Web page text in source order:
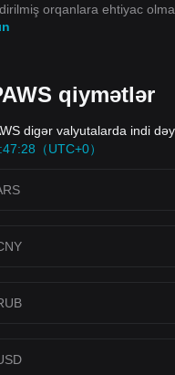
orqanlara ehtiyac
qiymətlər
digər valyutalarda indi
（UTC+0）